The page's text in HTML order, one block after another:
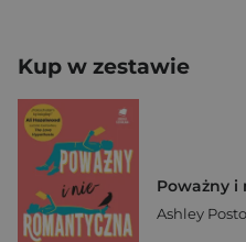
Kup w zestawie
Poważny i
Ashley